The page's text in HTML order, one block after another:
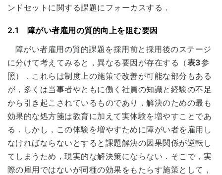
ンドセットに関する課題にフォーカスする．
2.1 障がい者雇用の質的向上を阻む要因
障がい者雇用の質的課題を採用前と採用後のステージ
に分けて考えてみると，異なる要因が存在する（表3参
照）．これらは制度上の施策で改善が可能な部分もある
が，多くは当事者やともに働く社員の知識と経験の不足
から引き起こされているものであり，解決のための最も
効果的な処方箋は教育に加えて実体験を増やすことであ
る．しかし，この体験を増やすために障がい者を雇用し
なければならないとすると課題解決の因果関係が逆転し
てしまうため，現実的な解決策にならない．そこで，実
際の雇用ではないが同種の効果をもたらす施策として，